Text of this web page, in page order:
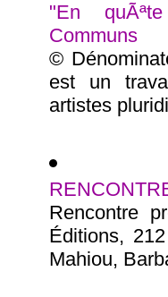
"En
Communs
©
est un
artistes
Rencontre
Éditions,
Mahiou,